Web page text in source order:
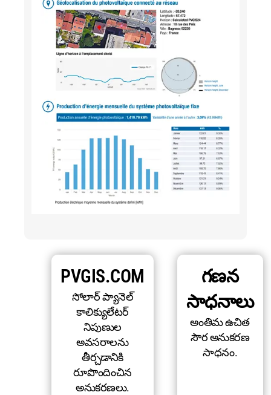
PVGIS.COM
సోలార్ ప్యానెల్
కాలిక్యులేటర్
నిపుణుల
అవసరాలను
తీర్చడానికి
రూపొందించిన
అనుకరణలు.
గణన
సాధనాలు
అంతిమ ఉచిత
సౌర అనుకరణ
సాధనం.